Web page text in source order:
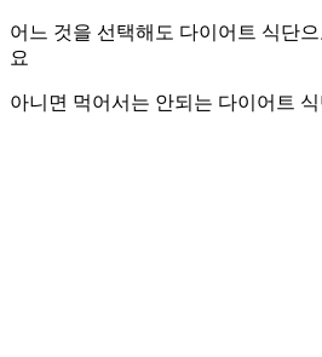
어느 것을 선택해도 다이어트 식단
요
아니면 먹어서는 안되는 다이어트